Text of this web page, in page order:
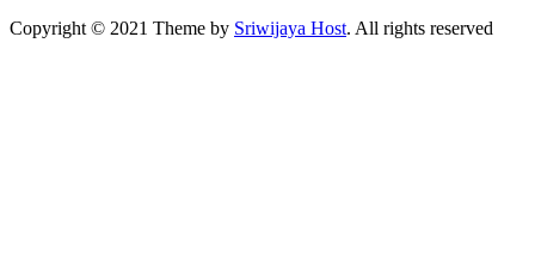
Copyright © 2021 Theme by Sriwijaya Host. All rights reserved